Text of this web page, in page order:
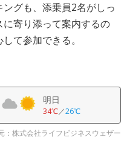
グも、添乗員2名がしっ
寄り添って案内するの
て参加できる。
明日
34℃／26℃
：株式会社ライフビジネスウェザー